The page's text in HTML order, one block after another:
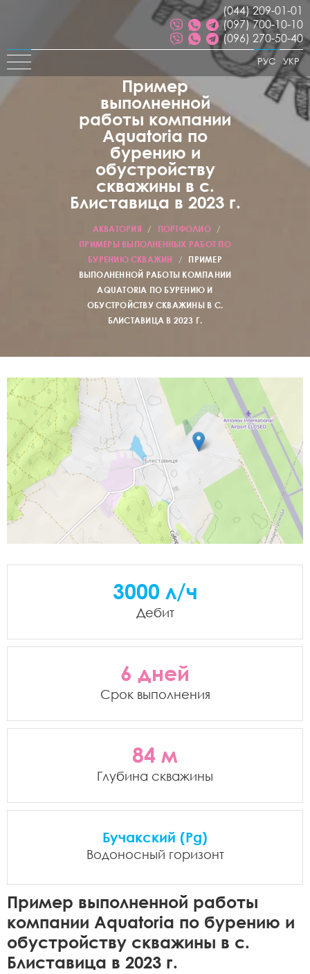
(044) 209-01-01
(097) 700-10-10
(096) 270-50-40
УКР
РУС
Пример
выполненной
работы компании
Aquatoria по
бурению и
обустройству
скважины в с.
Блиставица в 2023 г.
АКВАТОРИЯ / ПОРТФОЛИО
/
ПРИМЕРЫ ВЫПОЛНЕННЫХ РАБОТ ПО
БУРЕНИЮ СКВАЖИН
/
ПРИМЕР
ВЫПОЛНЕННОЙ РАБОТЫ КОМПАНИИ
AQUATORIA ПО БУРЕНИЮ И
ОБУСТРОЙСТВУ СКВАЖИНЫ В С.
БЛИСТАВИЦА В 2023 Г.
Пример выполненной работы
компании Aquatoria по бурению и
обустройству скважины в с.
Блиставица в 2023 г.
3000 л/ч
Дебит
6 дней
Срок выполнения
84 м
Глубина скважины
Бучакский (Pg)
Водоносный горизонт